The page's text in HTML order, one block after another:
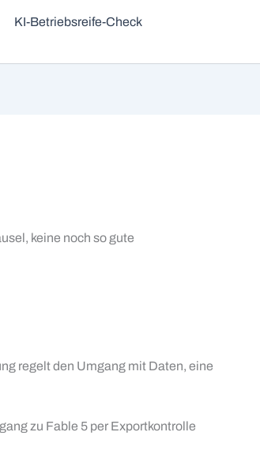
KI-Betriebsreife-Check
keine noch so gute
regelt den Umgang mit Daten, eine
zu Fable 5 per Exportkontrolle